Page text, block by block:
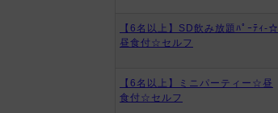
【6名以上】SD飲み放題ﾊﾟｰﾃｨ-☆
昼食付☆セルフ
【6名以上】ミニパーティー☆昼
食付☆セルフ